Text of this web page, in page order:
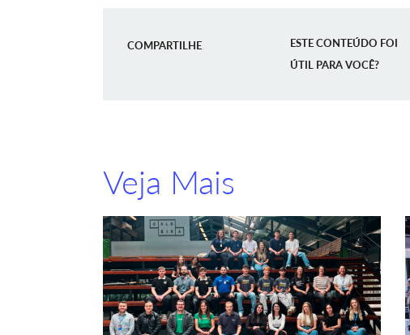
COMPARTILHE
ESTE CONTEÚDO FOI
ÚTIL PARA VOCÊ?
Veja Mais